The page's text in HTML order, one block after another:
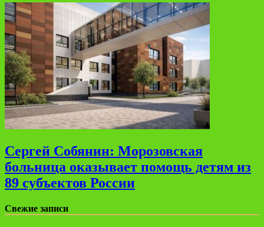
Сергей Собянин: Морозовская
больница оказывает помощь детям из
89 субъектов России
Свежие записи